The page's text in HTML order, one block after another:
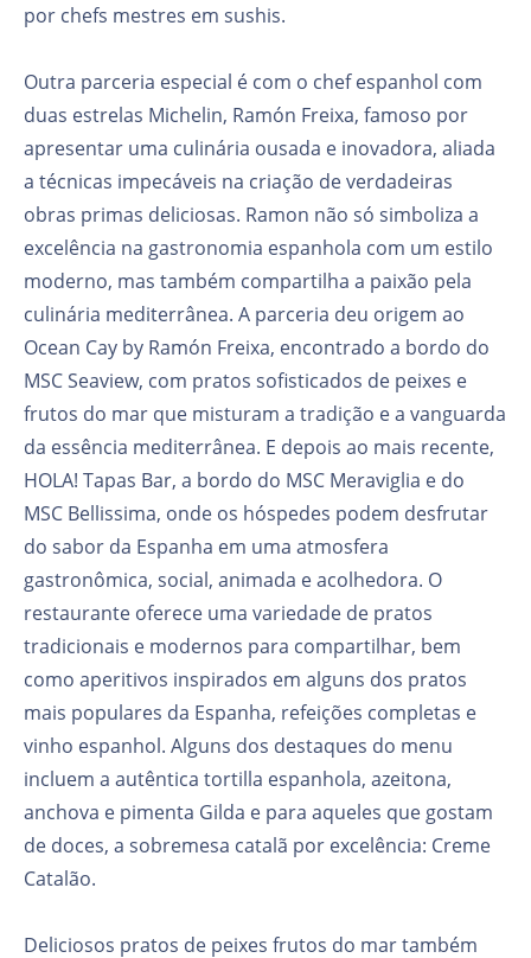
por chefs mestres em sushis.
Outra parceria especial é com o chef espanhol com
duas estrelas Michelin, Ramón Freixa, famoso por
apresentar uma culinária ousada e inovadora, aliada
a técnicas impecáveis na criação de verdadeiras
obras primas deliciosas. Ramon não só simboliza a
excelência na gastronomia espanhola com um estilo
moderno, mas também compartilha a paixão pela
culinária mediterrânea. A parceria deu origem ao
Ocean Cay by Ramón Freixa, encontrado a bordo do
MSC Seaview, com pratos sofisticados de peixes e
frutos do mar que misturam a tradição e a vanguarda
da essência mediterrânea. E depois ao mais recente,
HOLA! Tapas Bar, a bordo do MSC Meraviglia e do
MSC Bellissima, onde os hóspedes podem desfrutar
do sabor da Espanha em uma atmosfera
gastronômica, social, animada e acolhedora. O
restaurante oferece uma variedade de pratos
tradicionais e modernos para compartilhar, bem
como aperitivos inspirados em alguns dos pratos
mais populares da Espanha, refeições completas e
vinho espanhol. Alguns dos destaques do menu
incluem a autêntica tortilla espanhola, azeitona,
anchova e pimenta Gilda e para aqueles que gostam
de doces, a sobremesa catalã por excelência: Creme
Catalão.
Deliciosos pratos de peixes frutos do mar também